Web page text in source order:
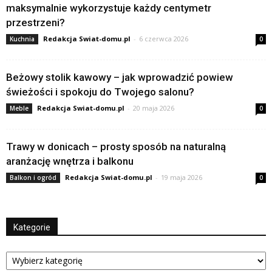
maksymalnie wykorzystuje każdy centymetr
przestrzeni?
Kuchnia Redakcja Swiat-domu.pl - 6 czerwca 2026 0
Beżowy stolik kawowy – jak wprowadzić powiew
świeżości i spokoju do Twojego salonu?
Meble Redakcja Swiat-domu.pl - 20 maja 2026 0
Trawy w donicach – prosty sposób na naturalną
aranżację wnętrza i balkonu
Balkon i ogród Redakcja Swiat-domu.pl - 19 maja 2026 0
Kategorie
Kategorie